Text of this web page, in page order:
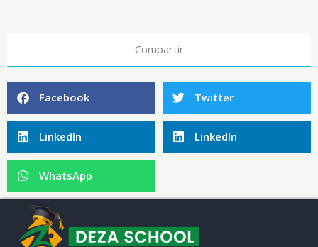
Compartir
Facebook Twitter
LinkedIn LinkedIn
WhatsApp